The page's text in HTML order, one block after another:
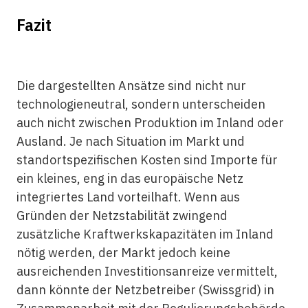
Fazit
Die dargestellten Ansätze sind nicht nur
technologieneutral, sondern unterscheiden
auch nicht zwischen Produktion im Inland oder
Ausland. Je nach Situation im Markt und
standortspezifischen Kosten sind Importe für
ein kleines, eng in das europäische Netz
integriertes Land vorteilhaft. Wenn aus
Gründen der Netzstabilität zwingend
zusätzliche Kraftwerkskapazitäten im Inland
nötig werden, der Markt jedoch keine
ausreichenden Investitionsanreize vermittelt,
dann könnte der Netzbetreiber (Swissgrid) in